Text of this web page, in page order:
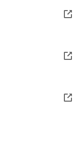
(Quedan 13 días)
(Quedan 13 días)